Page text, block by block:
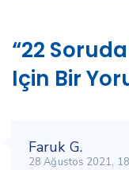
“22
Için Bir
Faruk G.
28 Ağustos 2021,